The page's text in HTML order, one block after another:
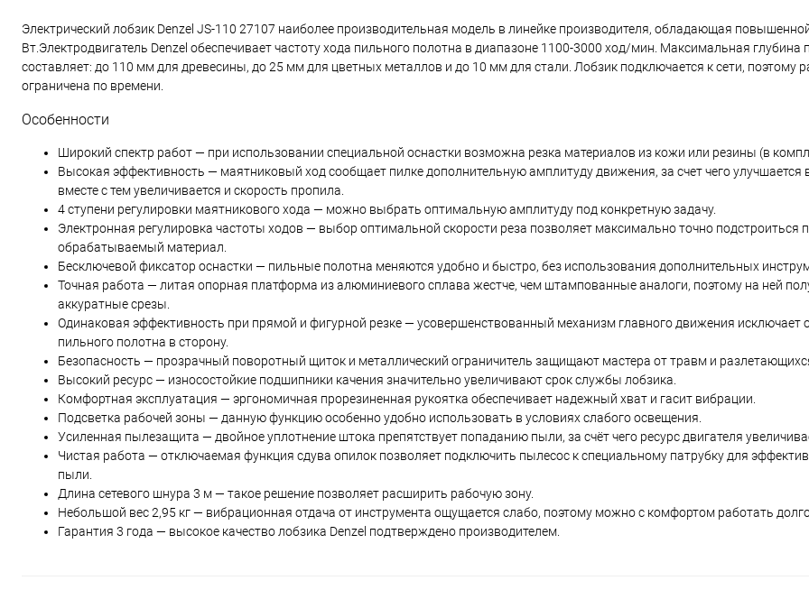
Электрический лобзик Denzel JS-110 27107 наиболее производительная модель в линейке производителя, обладающая
Вт.Электродвигатель Denzel обеспечивает частоту хода пильного полотна в диапазоне 1100-3000 ход/мин. Максимальная глубина
составляет: до 110 мм для древесины, до 25 мм для цветных металлов и до 10 мм для стали. Лобзик подключается к сети, поэтому
ограничена по времени.
Особенности
Широкий спектр работ — при использовании специальной оснастки возможна резка материалов из кожи или резины (в
Высокая эффективность — маятниковый ход сообщает пилке дополнительную амплитуду движения, за счет чего улучшается
вместе с тем увеличивается и скорость пропила.
4 ступени регулировки маятникового хода — можно выбрать оптимальную амплитуду под конкретную задачу.
Электронная регулировка частоты ходов — выбор оптимальной скорости реза позволяет максимально точно подстроиться
обрабатываемый материал.
Бесключевой фиксатор оснастки — пильные полотна меняются удобно и быстро, без использования дополнительных
Точная работа — литая опорная платформа из алюминиевого сплава жестче, чем штампованные аналоги, поэтому на ней
аккуратные срезы.
Одинаковая эффективность при прямой и фигурной резке — усовершенствованный механизм главного движения исключает
пильного полотна в сторону.
Безопасность — прозрачный поворотный щиток и металлический ограничитель защищают мастера от травм и
Высокий ресурс — износостойкие подшипники качения значительно увеличивают срок службы лобзика.
Комфортная эксплуатация — эргономичная прорезиненная рукоятка обеспечивает надежный хват и гасит вибрации.
Подсветка рабочей зоны — данную функцию особенно удобно использовать в условиях слабого освещения.
Усиленная пылезащита — двойное уплотнение штока препятствует попаданию пыли, за счёт чего ресурс двигателя
Чистая работа — отключаемая функция сдува опилок позволяет подключить пылесос к специальному патрубку для
пыли.
Длина сетевого шнура 3 м — такое решение позволяет расширить рабочую зону.
Небольшой вес 2,95 кг — вибрационная отдача от инструмента ощущается слабо, поэтому можно с комфортом работать
Гарантия 3 года — высокое качество лобзика Denzel подтверждено производителем.